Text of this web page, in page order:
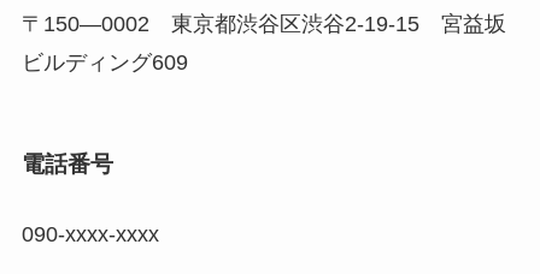
〒150―0002 東京都渋谷区渋谷2-19-15 宮益坂
ビルディング609
電話番号
090-xxxx-xxxx